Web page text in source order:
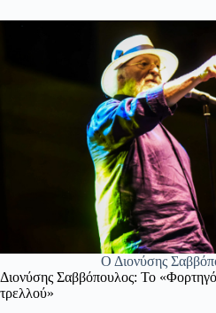
Ο Διονύσης
Διονύσης Σαββόπουλος: Το
τρελλού»